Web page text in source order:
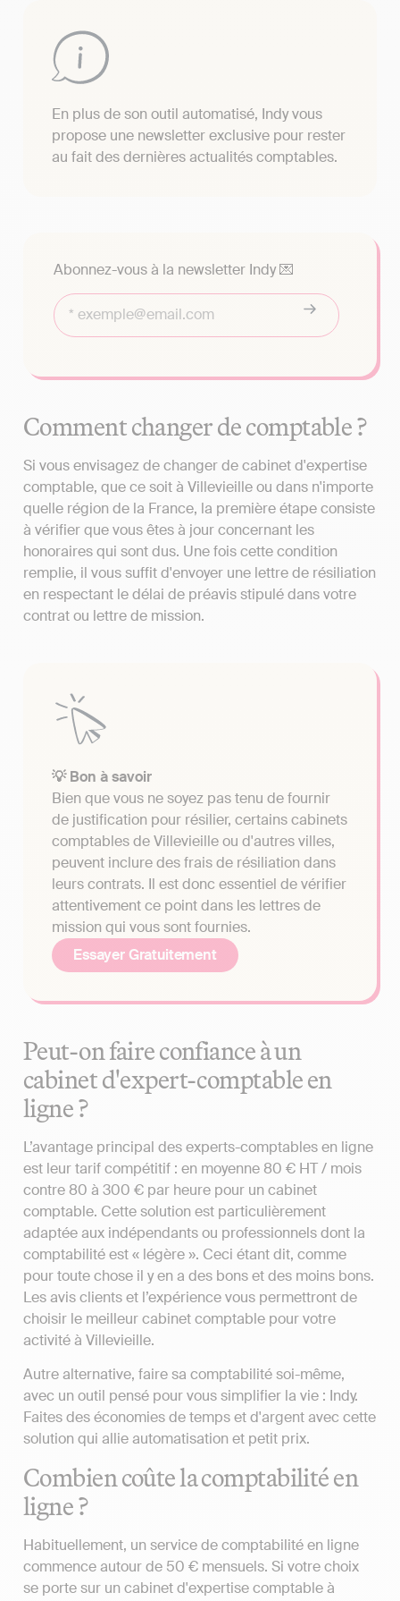
En plus de son outil automatisé, Indy vous
propose une newsletter exclusive pour rester
au fait des dernières actualités comptables.
Abonnez-vous à la newsletter Indy 💌
Comment changer de comptable ?
Si vous envisagez de changer de cabinet d'expertise
comptable, que ce soit à Villevieille ou dans n'importe
quelle région de la France, la première étape consiste
à vérifier que vous êtes à jour concernant les
honoraires qui sont dus. Une fois cette condition
remplie, il vous suffit d'envoyer une lettre de résiliation
en respectant le délai de préavis stipulé dans votre
contrat ou lettre de mission.
💡 Bon à savoir
Bien que vous ne soyez pas tenu de fournir
de justification pour résilier, certains cabinets
comptables de Villevieille ou d'autres villes,
peuvent inclure des frais de résiliation dans
leurs contrats. Il est donc essentiel de vérifier
attentivement ce point dans les lettres de
mission qui vous sont fournies.
Essayer Gratuitement
Peut-on faire confiance à un
cabinet d'expert-comptable en
ligne ?
L’avantage principal des experts-comptables en ligne
est leur tarif compétitif : en moyenne 80 € HT / mois
contre 80 à 300 € par heure pour un cabinet
comptable. Cette solution est particulièrement
adaptée aux indépendants ou professionnels dont la
comptabilité est « légère ». Ceci étant dit, comme
pour toute chose il y en a des bons et des moins bons.
Les avis clients et l’expérience vous permettront de
choisir le meilleur cabinet comptable pour votre
activité à Villevieille.
Autre alternative, faire sa comptabilité soi-même,
avec un outil pensé pour vous simplifier la vie : Indy.
Faites des économies de temps et d'argent avec cette
solution qui allie automatisation et petit prix.
Combien coûte la comptabilité en
ligne ?
Habituellement, un service de comptabilité en ligne
commence autour de 50 € mensuels. Si votre choix
se porte sur un cabinet d'expertise comptable à